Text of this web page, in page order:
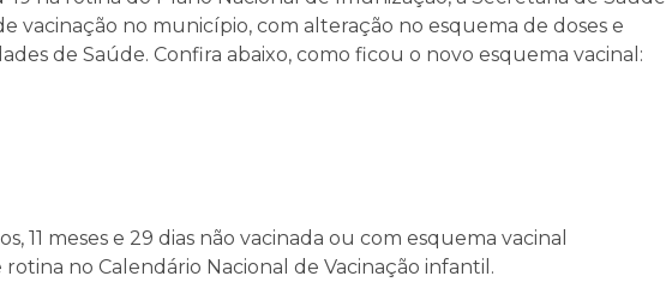
vacinação no município, com alteração no esquema de doses e
de Saúde. Confira abaixo, como ficou o novo esquema vacinal:
11 meses e 29 dias não vacinada ou com esquema vacinal
no Calendário Nacional de Vacinação infantil.